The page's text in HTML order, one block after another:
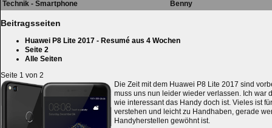
Technik - Smartphone
Benny
Beitragsseiten
Huawei P8 Lite 2017 - Resumé aus 4 Wochen
Seite 2
Alle Seiten
Seite 1 von 2
Die Zeit mit dem Huawei P8 Lite 2017 sind
muss uns nun leider wieder verlassen. Ich war
wie interessant das Handy doch ist. Vieles ist
verstehen und leicht zu Handhaben, gerade
Handyherstellen gewöhnt ist.